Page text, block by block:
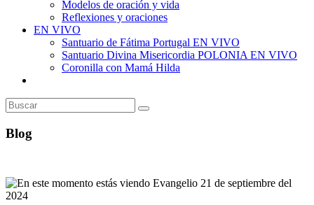
Modelos de oración y vida
Reflexiones y oraciones
EN VIVO
Santuario de Fátima Portugal EN VIVO
Santuario Divina Misericordia POLONIA EN VIVO
Coronilla con Mamá Hilda
de
Blog